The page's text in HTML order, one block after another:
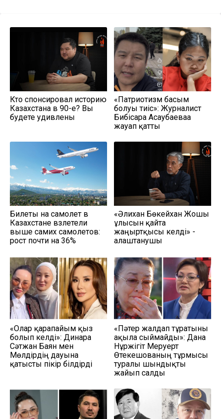
Кто спонсировал историю
Казахстана в 90-е? Вы
будете удивлены
«Патриотизм басым
болуы тиіс»: Журналист
Бибісара Асаубаеваға
жауап қатты
Билеты на самолет в
Казахстане взлетели
выше самих самолетов:
рост почти на 36%
«Әлихан Бөкейхан Жошы
ұлысын қайта
жаңғыртқысы келді» -
алаштанушы
«Олар қарапайым қыз
болып келді»: Динара
Сәтжан Баян мен
Мөлдірдің дауына
қатысты пікір білдірді
«Пәтер жалдап тұратыны
ақылға сыймайды»: Дана
Нұржігіт Меруерт
Өтекешованың тұрмысы
туралы шындықты
жайып салды